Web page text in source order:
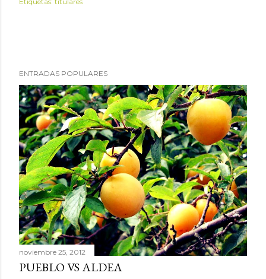
ENTRADAS POPULARES
noviembre 25, 2012
PUEBLO VS ALDEA